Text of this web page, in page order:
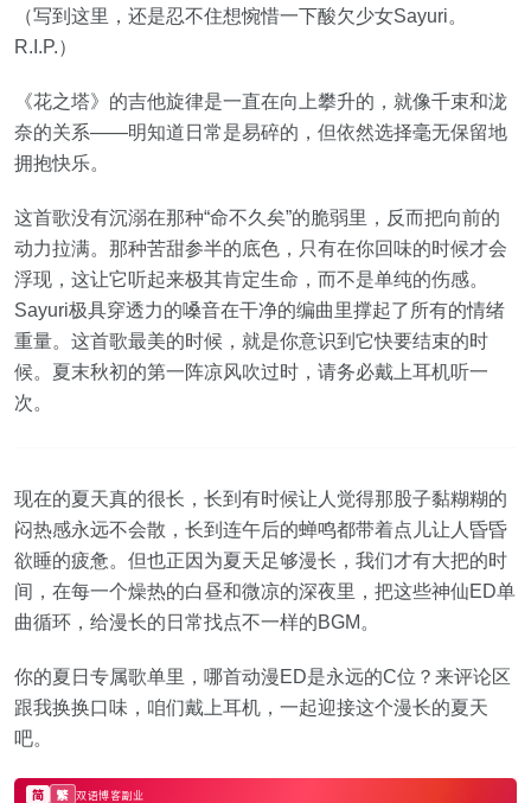
（写到这里，还是忍不住想惋惜一下酸欠少女Sayuri。
R.I.P.）
《花之塔》的吉他旋律是一直在向上攀升的，就像千束和泷
奈的关系——明知道日常是易碎的，但依然选择毫无保留地
拥抱快乐。
这首歌没有沉溺在那种“命不久矣”的脆弱里，反而把向前的
动力拉满。那种苦甜参半的底色，只有在你回味的时候才会
浮现，这让它听起来极其肯定生命，而不是单纯的伤感。
Sayuri极具穿透力的嗓音在干净的编曲里撑起了所有的情绪
重量。这首歌最美的时候，就是你意识到它快要结束的时
候。夏末秋初的第一阵凉风吹过时，请务必戴上耳机听一
次。
现在的夏天真的很长，长到有时候让人觉得那股子黏糊糊的
闷热感永远不会散，长到连午后的蝉鸣都带着点儿让人昏昏
欲睡的疲惫。但也正因为夏天足够漫长，我们才有大把的时
间，在每一个燥热的白昼和微凉的深夜里，把这些神仙ED单
曲循环，给漫长的日常找点不一样的BGM。
你的夏日专属歌单里，哪首动漫ED是永远的C位？来评论区
跟我换换口味，咱们戴上耳机，一起迎接这个漫长的夏天
吧。